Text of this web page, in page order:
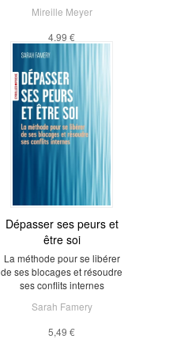
Mireille Meyer
4,99 €
Dépasser ses peurs et
être soi
La méthode pour se libérer
de ses blocages et résoudre
ses conflits internes
Sarah Famery
5,49 €